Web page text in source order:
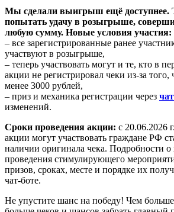
Мы сделали выигрыш ещё доступнее.
попытать удачу в розыгрыше,
любую сумму. Новые условия участия:
– все зарегистрированные ранее
участвуют в розыгрыше,
– теперь участвовать могут и те, кто в
акции не регистрировал чеки из-за
менее 3000 рублей,
– приз и механика регистрации через
изменений.
Сроки проведения акции: с 20.06.2026
акции могут участвовать граждане РФ
наличии оригинала чека. Подробности о
проведения стимулирующего
призов, сроках, месте и порядке их
чат-боте.
Не упустите шанс на победу! Чем